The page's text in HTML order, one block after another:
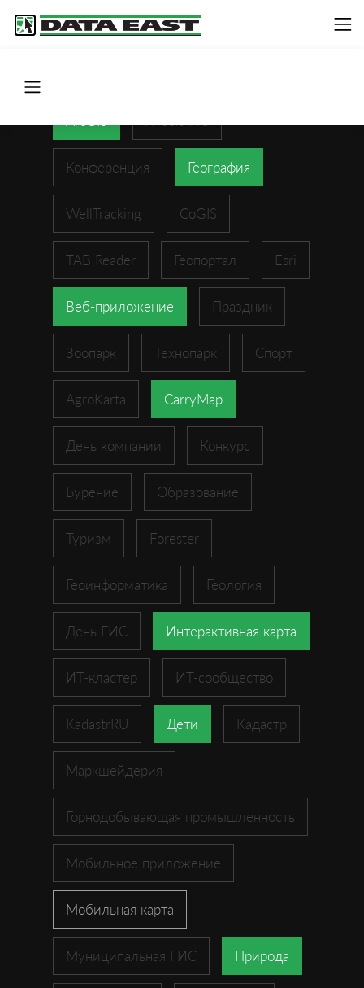
Конференция География
WellTracking CoGIS
TAB Reader Геопортал Esri
Веб-приложение Праздник
Зоопарк Технопарк Спорт
AgroKarta CarryMap
День компании Конкурс
Бурение Образование
Туризм Forester
Геоинформатика Геология
День ГИС Интерактивная карта
ИТ-кластер ИТ-сообщество
KadastrRU Дети Кадастр
Маркшейдерия
Горнодобывающая промышленность
Мобильное приложение
Мобильная карта
Муниципальная ГИС Природа